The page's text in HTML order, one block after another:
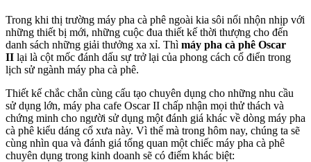
Trong khi thị trường máy pha cà phê ngoài kia sôi nổi nhộn nhịp với
những thiết bị mới, những cuộc đua thiết kế thời thượng cho đến
danh sách những giải thưởng xa xỉ. Thì máy pha cà phê Oscar
II lại là cột mốc đánh dấu sự trở lại của phong cách cổ điển trong
lịch sử ngành máy pha cà phê.
Thiết kế chắc chắn cùng cấu tạo chuyên dụng cho những nhu cầu
sử dụng lớn, máy pha cafe Oscar II chấp nhận mọi thử thách và
chứng minh cho người sử dụng một đánh giá khác về dòng máy pha
cà phê kiểu dáng cổ xưa này. Vì thế mà trong hôm nay, chúng ta sẽ
cùng nhìn qua và đánh giá tổng quan một chiếc máy pha cà phê
chuyên dụng trong kinh doanh sẽ có điểm khác biệt: